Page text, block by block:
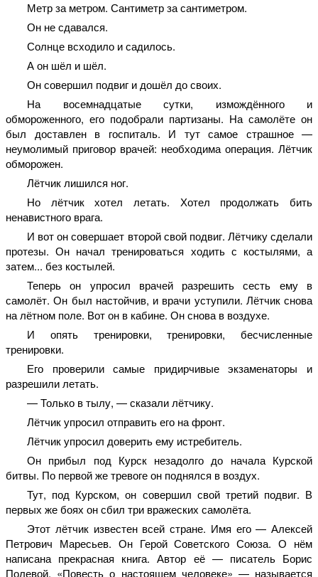
Метр за метром. Сантиметр за сантиметром.
Он не сдавался.
Солнце всходило и садилось.
А он шёл и шёл.
Он совершил подвиг и дошёл до своих.
На восемнадцатые сутки, измождённого и
обмороженного, его подобрали партизаны. На самолёте он
был доставлен в госпиталь. И тут самое страшное —
неумолимый приговор врачей: необходима операция. Лётчик
обморожен.
Лётчик лишился ног.
Но лётчик хотел летать. Хотел продолжать бить
ненавистного врага.
И вот он совершает второй свой подвиг. Лётчику сделали
протезы. Он начал тренироваться ходить с костылями, а
затем... без костылей.
Теперь он упросил врачей разрешить сесть ему в
самолёт. Он был настойчив, и врачи уступили. Лётчик снова
на лётном поле. Вот он в кабине. Он снова в воздухе.
И опять тренировки, тренировки, бесчисленные
тренировки.
Его проверили самые придирчивые экзаменаторы и
разрешили летать.
— Только в тылу, — сказали лётчику.
Лётчик упросил отправить его на фронт.
Лётчик упросил доверить ему истребитель.
Он прибыл под Курск незадолго до начала Курской
битвы. По первой же тревоге он поднялся в воздух.
Тут, под Курском, он совершил свой третий подвиг. В
первых же боях он сбил три вражеских самолёта.
Этот лётчик известен всей стране. Имя его — Алексей
Петрович Маресьев. Он Герой Советского Союза. О нём
написана прекрасная книга. Автор её — писатель Борис
Полевой. «Повесть о настоящем человеке» — называется